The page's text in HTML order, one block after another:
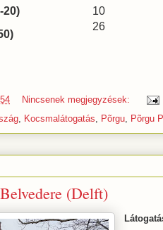
20)
10
26
Nincsenek megjegyzések:
, Kocsmalátogatás, Põrgu, Põrgu
(Delft)